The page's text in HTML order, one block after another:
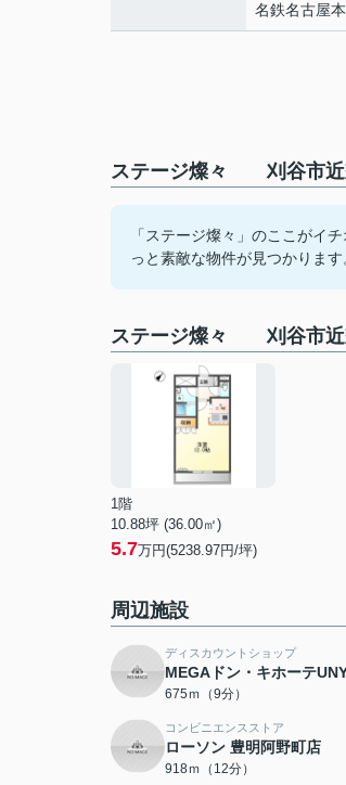
名鉄名古屋
ステージ燦々 刈谷市近
「ステージ燦々」のここがイ
っと素敵な物件が見つかりま
ステージ燦々 刈谷市近
1階
10.88坪 (36.00㎡)
5.7万円(5238.97円/坪)
周辺施設
ディスカウントショップ
MEGAドン・キホーテ
675ｍ（9分）
コンビニエンスストア
ローソン 豊明阿野町店
918ｍ（12分）